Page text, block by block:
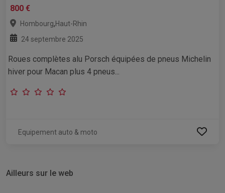
800 €
Hombourg,Haut-Rhin
24 septembre 2025
Roues complètes alu Porsch équipées de pneus Michelin
hiver pour Macan plus 4 pneus...
Equipement auto & moto
Ailleurs sur le web